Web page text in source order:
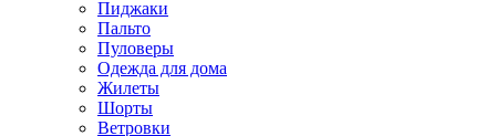
Пиджаки
Пальто
Пуловеры
Одежда для дома
Жилеты
Шорты
Ветровки